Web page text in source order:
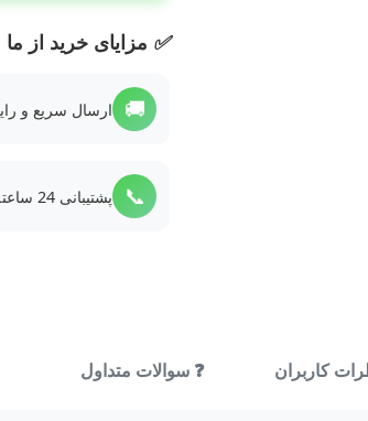
✅ مزایای خرید از ما
🚚 ارسال سریع و
📞 پشتیبانی 24 ساعته
کاربران ❓ سوالات متداول